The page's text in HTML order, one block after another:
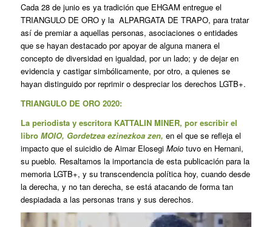
Cada 28 de junio es ya tradición que EHGAM entregue el
TRIANGULO DE ORO y la ALPARGATA DE TRAPO, para tratar
así de premiar a aquellas personas, asociaciones o entidades
que se hayan destacado por apoyar de alguna manera el
concepto de diversidad en igualdad, por un lado; y de dejar en
evidencia y castigar simbólicamente, por otro, a quienes se
hayan distinguido por reprimir o despreciar los derechos LGTB+.
TRIANGULO DE ORO 2020:
La periodista y escritora KATTALIN MINER, por escribir el
libro MOIO, Gordetzea ezinezkoa zen, en el que se refleja el
impacto que el suicidio de Aimar ElosegiMoio tuvo en Hernani,
su pueblo. Resaltamos la importancia de esta publicación para la
memoria LGTB+, y su transcendencia política hoy, cuando desde
la derecha, y no tan derecha, se está atacando de forma tan
despiadada a las personas trans y sus derechos.